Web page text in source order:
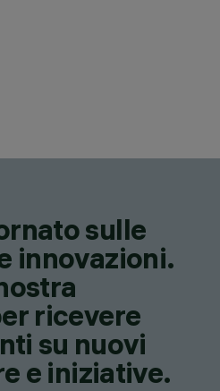
sulle
innovazioni.
ricevere
su nuovi
e iniziative.